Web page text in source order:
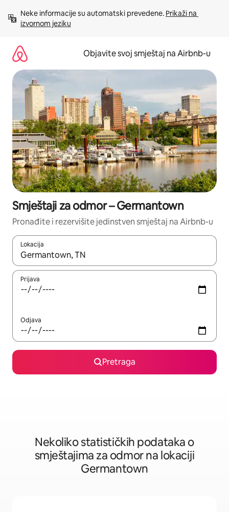
sadržaj
Neke informacije su automatski prevedene. Prikaži na
izvornom jeziku
Objavite svoj smještaj na Airbnb-u
Smještaji za odmor – Germantown
Pronađite i rezervišite jedinstven smještaj na Airbnb-u
Lokacija
Kad su rezultati dostupni, možete da se krećete kroz njih
Prijava
Odjava
Pretraga
Nekoliko statističkih podataka o
smještajima za odmor na lokaciji
Germantown